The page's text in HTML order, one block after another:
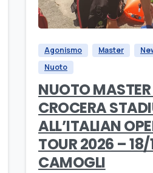
Agonismo Master
Nuoto
NUOTO
CROCERA
ALL’ITALIAN
TOUR 2026 – 18/
CAMOGLI